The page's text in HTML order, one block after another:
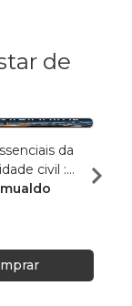
de
da
civil :
e a
e prático